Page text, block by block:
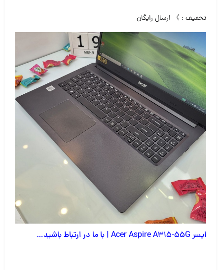
تخفیف : 》 ارسال رایگان
ایسر Acer Aspire A315-55G | با ما در ارتباط باشید…